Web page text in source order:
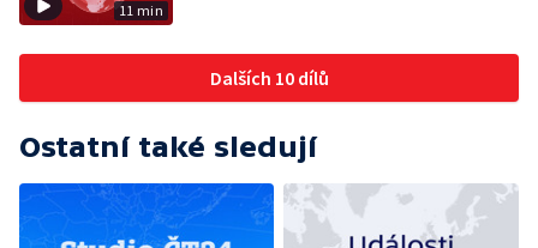
11 min
Dalších 10 dílů
Ostatní také sledují